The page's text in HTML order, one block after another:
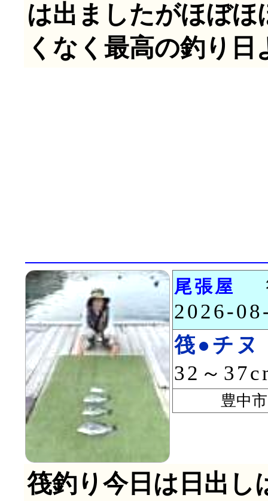
は出ましたがほぼ
くなく最高の釣り日
尾張屋
2026-
筏●チヌ
32～
豊中市
筏釣り今日は日出し